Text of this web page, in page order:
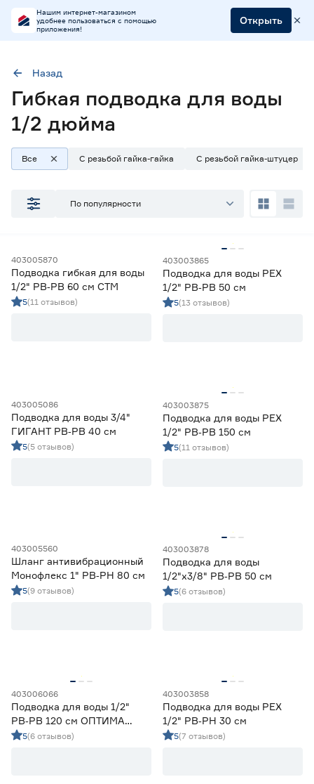
Нашим интернет-магазином
удобнее пользоваться с помощью
приложения!
Открыть
Наличие в магазинах
Ростовское шоссе, 28/7
ул. Селезнева, 4
ул. им. Данилы Волкореза, 2
от
Длина (см)
30 40
Ещё 3
3/4x3/4
Тип резьбы
СТМ
Страна производства
Назад
Гибкая подводка для воды
1/2 дюйма
Все С резьбой гайка-гайка С резьбой гайка-штуцер
По популярности
403005870
Подводка гибкая для воды
1/2" РВ‑РВ 60 см СТМ
5(11 отзывов)
403003865
Подводка для воды PEX
1/2" РВ‑РВ 50 см
5(13 отзывов)
403005086
Подводка для воды 3/4"
ГИГАНТ РВ‑РВ 40 см
5(5 отзывов)
403003875
Подводка для воды PEX
1/2" РВ‑РВ 150 см
5(11 отзывов)
403005560
Шланг антивибрационный
Монофлекс 1" РВ‑РН 80 см
5(9 отзывов)
403003878
Подводка для воды
1/2"х3/8" РВ‑РВ 50 см
5(6 отзывов)
403006066
Подводка для воды 1/2"
РВ‑РВ 120 см ОПТИМА
МНФ
5(6 отзывов)
403003858
Подводка для воды PEX
1/2" РВ‑РН 30 см
5(7 отзывов)